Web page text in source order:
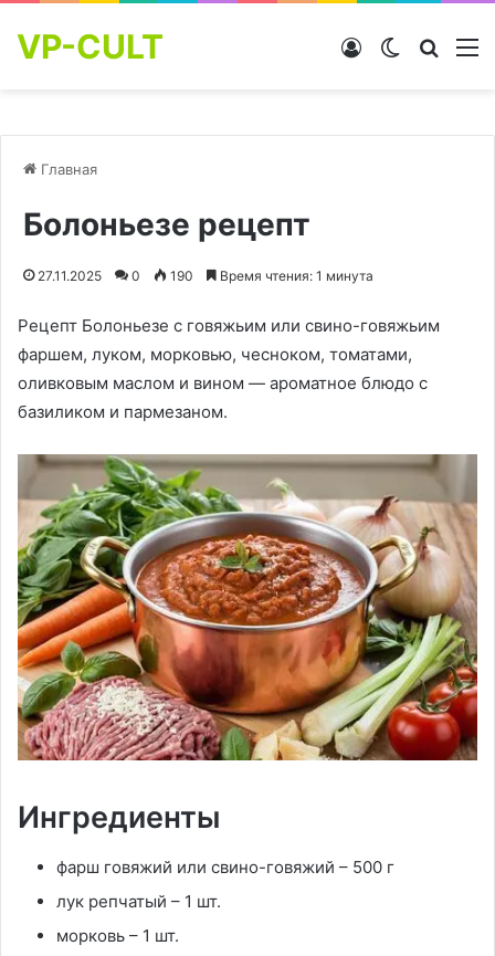
VP-CULT Switch skin
Войти
Главная
Болоньезе рецепт
27.11.2025 0 190 Время чтения: 1 минута
Рецепт Болоньезе с говяжьим или свино-говяжьим
фаршем, луком, морковью, чесноком, томатами,
оливковым маслом и вином — ароматное блюдо с
базиликом и пармезаном.
Ингредиенты
фарш говяжий или свино-говяжий – 500 г
лук репчатый – 1 шт.
морковь – 1 шт.